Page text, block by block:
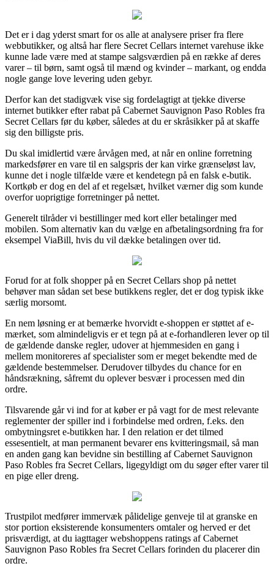
Det er i dag yderst smart for os alle at analysere priser fra flere
webbutikker, og altså har flere Secret Cellars internet varehuse ikke
kunne lade være med at stampe salgsværdien på en række af deres
varer – til børn, samt også til mænd og kvinder – markant, og endda
nogle gange love levering uden gebyr.
Derfor kan det stadigvæk vise sig fordelagtigt at tjekke diverse
internet butikker efter rabat på Cabernet Sauvignon Paso Robles fra
Secret Cellars før du køber, således at du er skråsikker på at skaffe
sig den billigste pris.
Du skal imidlertid være årvågen med, at når en online forretning
markedsfører en vare til en salgspris der kan virke grænseløst lav,
kunne det i nogle tilfælde være et kendetegn på en falsk e-butik.
Kortkøb er dog en del af et regelsæt, hvilket værner dig som kunde
overfor uoprigtige forretninger på nettet.
Generelt tilråder vi bestillinger med kort eller betalinger med
mobilen. Som alternativ kan du vælge en afbetalingsordning fra for
eksempel ViaBill, hvis du vil dække betalingen over tid.
Forud for at folk shopper på en Secret Cellars shop på nettet
behøver man sådan set bese butikkens regler, det er dog typisk ikke
særlig morsomt.
En nem løsning er at bemærke hvorvidt e-shoppen er støttet af e-
mærket, som almindeligvis er et tegn på at e-forhandleren lever op til
de gældende danske regler, udover at hjemmesiden en gang i
mellem monitoreres af specialister som er meget bekendte med de
gældende bestemmelser. Derudover tilbydes du chance for en
håndsrækning, såfremt du oplever besvær i processen med din
ordre.
Tilsvarende går vi ind for at køber er på vagt for de mest relevante
reglementer der spiller ind i forbindelse med ordren, f.eks. den
ombytningsret e-butikken har. I den relation er det tilmed
essesentielt, at man permanent bevarer ens kvitteringsmail, så man
en anden gang kan bevidne sin bestilling af Cabernet Sauvignon
Paso Robles fra Secret Cellars, ligegyldigt om du søger efter varer til
en pige eller dreng.
Trustpilot medfører immervæk pålidelige genveje til at granske en
stor portion eksisterende konsumenters omtaler og herved er det
prisværdigt, at du iagttager webshoppens ratings af Cabernet
Sauvignon Paso Robles fra Secret Cellars forinden du placerer din
ordre.